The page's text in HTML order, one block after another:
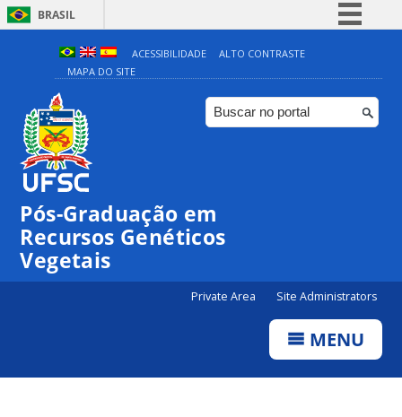
BRASIL
Simplifique!
Comunica BR
Participe
ACESSIBILIDADE
ALTO CONTRASTE
MAPA DO SITE
Pós-Graduação em
Recursos Genéticos
Vegetais
Private Area Site Administrators
MENU